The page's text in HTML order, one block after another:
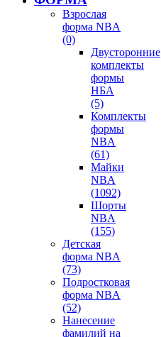
Взрослая
форма NBA
(0)
Двусторонние
комплекты
формы
НБА
(5)
Комплекты
формы
NBA
(61)
Майки
NBA
(1092)
Шорты
NBA
(155)
Детская
форма NBA
(73)
Подростковая
форма NBA
(52)
Нанесение
фамилий на